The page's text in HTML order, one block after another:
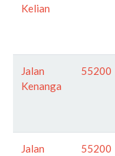
Kelian
Jalan
Kenanga
55200
Jalan
55200